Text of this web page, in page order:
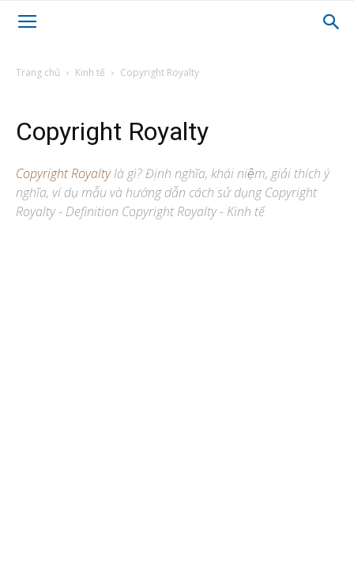
Trang chủ Kinh tế Copyright Royalty
Copyright Royalty
Copyright Royaltylà gì? Định nghĩa, khái niệm, giải thích ý
nghĩa, ví dụ mẫu và hướng dẫn cách sử dụng Copyright
Royalty - Definition Copyright Royalty - Kinh tế